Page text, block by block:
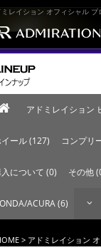
ミレイション オフィシャル
アドミレイション
ール (127) コンプリ
について (0) その他
ACURA (6)
> アドミレイション